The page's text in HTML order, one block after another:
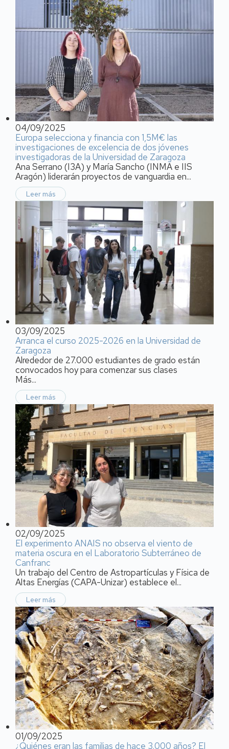
04/09/2025
Europa selecciona y financia con 1,5M€ las
investigaciones de excelencia de dos jóvenes
investigadoras de la Universidad de Zaragoza
Ana Serrano (I3A) y María Sancho (INMA e IIS
Aragón) liderarán proyectos de vanguardia en...
Leer más
03/09/2025
Arranca el curso 2025-2026 en la Universidad de
Zaragoza
Alrededor de 27.000 estudiantes de grado están
convocados hoy para comenzar sus clases
Más...
Leer más
02/09/2025
El experimento ANAIS no observa el viento de
materia oscura en el Laboratorio Subterráneo de
Canfranc
Un trabajo del Centro de Astropartículas y Física de
Altas Energías (CAPA-Unizar) establece el...
Leer más
01/09/2025
¿Quiénes eran las familias de hace 3.000 años? El